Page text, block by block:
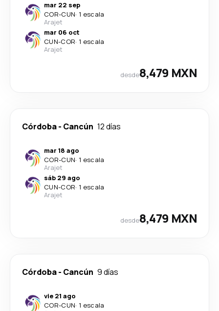
mar 22 sep
COR-CUN· 1 escala
Arajet
mar 06 oct
CUN-COR· 1 escala
Arajet
desde8,479 MXN
Córdoba- Cancún 12 días
mar 18 ago
COR-CUN· 1 escala
Arajet
sáb 29 ago
CUN-COR· 1 escala
Arajet
desde8,479 MXN
Córdoba- Cancún 9 días
vie 21 ago
COR-CUN· 1 escala